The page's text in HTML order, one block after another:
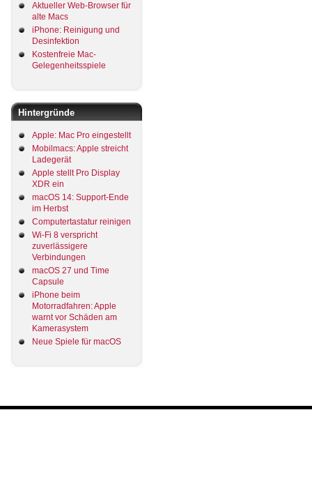
Aktueller Web-Browser für
alte Macs
iPhone: Reinigung und
Desinfektion
Kostenfreie Mac-
Gelegenheitsspiele
Hintergründe
Apple: Mac Pro eingestellt
Mobilmacs: Apple streicht
Ladegerät
Apple stellt Pro Display
XDR ein
macOS 14: Support-Ende
im Herbst
Computertastatur reinigen
Wi-Fi 8 verspricht
zuverlässigere
Verbindungen
macOS 27 und Time
Capsule
iPhone beim
Motorradfahren: Apple
warnt vor Schäden am
Kamerasystem
Neue Spiele für macOS